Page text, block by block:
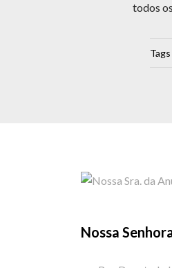
todos
Tags
Nossa